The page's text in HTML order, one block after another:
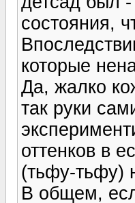
состояния,
которые
Да, жалко
так руки
оттенков в
(тьфу-тьфу)
В общем,